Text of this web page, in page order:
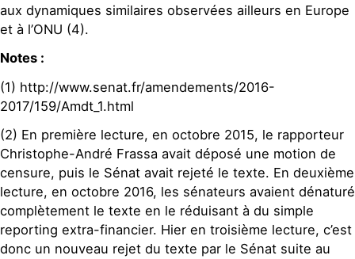
aux dynamiques similaires observées ailleurs en Europe
et à l’ONU (4).
Notes :
(1) http://www.senat.fr/amendements/2016-
2017/159/Amdt_1.html
(2) En première lecture, en octobre 2015, le rapporteur
Christophe-André Frassa avait déposé une motion de
censure, puis le Sénat avait rejeté le texte. En deuxième
lecture, en octobre 2016, les sénateurs avaient dénaturé
complètement le texte en le réduisant à du simple
reporting extra-financier. Hier en troisième lecture, c’est
donc un nouveau rejet du texte par le Sénat suite au